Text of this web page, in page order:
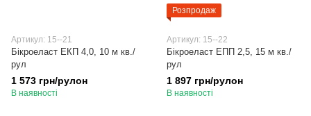
Артикул: 15--21
Бікроеласт ЕКП 4,0, 10 м кв./
рул
1 573 грн/рулон
В наявності
Розпродаж
Артикул: 15--22
Бікроеласт ЕПП 2,5, 15 м кв./
рул
1 897 грн/рулон
В наявності